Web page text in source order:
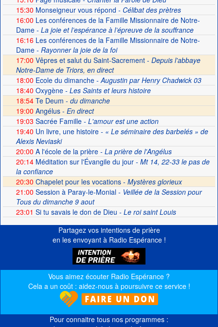
15:30 Monseigneur vous répond - Célibat des prètres
16:00 Les conférences de la Famille Missionnaire de Notre-
Dame- La joie et l’espérance à l’épreuve de la souffrance
16:16Les conférences de la Famille Missionnaire de Notre-
Dame- Rayonner la joie de la foi
17:00 Vêpres et salut du Saint-Sacrement - Depuis l'abbaye
Notre-Dame de Triors, en direct
18:00 Ecole du dimanche- Augustin par Henry Chadwick 03
18:40 Oxygène- Les Saints et leurs histoire
18:54Te Deum - du dimanche
19:00 Angélus - En direct
19:03 Sacrée Famille- L'amour est une action
19:40 Un livre, une histoire- « Le séminaire des barbelés » de
Alexis Neviaski
20:00 A l'école de la prière- La prière de l'Angélus
20:14Méditation sur l'Évangile du jour- Mt 14, 22-33 le pas de
la confiance
20:30 Chapelet pour les vocations - Mystères glorieux
21:00 Session à Paray-le-Monial- Veillée de la Session pour
Tous du dimanche 9 aout
23:01 Si tu savais le don de Dieu - Le roi saint Louis
Partagez vos intentions de prière
en les envoyant à Radio Espérance !
Vous aimez écouter Radio Espérance ?
Cela a un coût : aidez-nous à poursuivre ce service !
Pour connaitre tous nos programmes :